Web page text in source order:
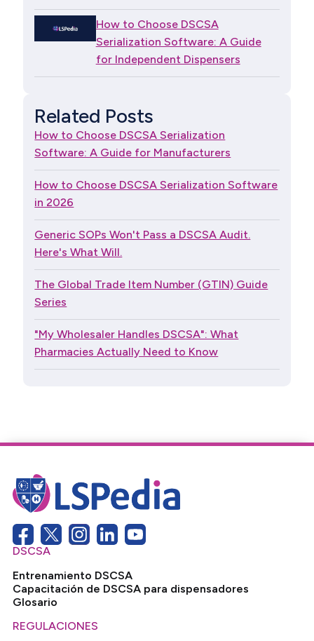
How to Choose DSCSA
Serialization Software: A Guide
for Independent Dispensers
Related Posts
How to Choose DSCSA Serialization
Software: A Guide for Manufacturers
How to Choose DSCSA Serialization Software
in 2026
Generic SOPs Won't Pass a DSCSA Audit.
Here's What Will.
The Global Trade Item Number (GTIN) Guide
Series
"My Wholesaler Handles DSCSA": What
Pharmacies Actually Need to Know
DSCSA
Entrenamiento DSCSA
Capacitación de DSCSA para dispensadores
Glosario
REGULACIONES